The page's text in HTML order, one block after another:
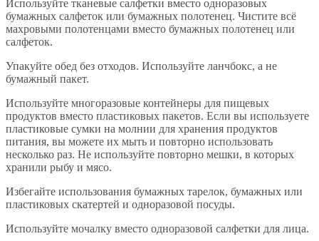
Используйте тканевые салфетки вместо одноразовых
бумажных салфеток или бумажных полотенец. Чистите всё
махровыми полотенцами вместо бумажных полотенец или
салфеток.
Упакуйте обед без отходов. Используйте ланчбокс, а не
бумажный пакет.
Используйте многоразовые контейнеры для пищевых
продуктов вместо пластиковых пакетов. Если вы используете
пластиковые сумки на молнии для хранения продуктов
питания, вы можете их мыть и повторно использовать
несколько раз. Не используйте повторно мешки, в которых
хранили рыбу и мясо.
Избегайте использования бумажных тарелок, бумажных или
пластиковых скатертей и одноразовой посуды.
Используйте мочалку вместо одноразовой салфетки для лица.